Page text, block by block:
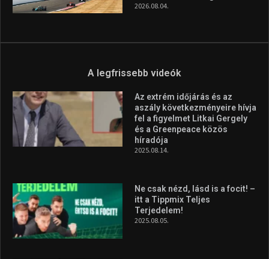
2026.08.04.
A legfrissebb videók
Az extrém időjárás és az
aszály következményeire hívja
fel a figyelmet Litkai Gergely
és a Greenpeace közös
híradója
2025.08.14.
Ne csak nézd, lásd is a focit! –
itt a Tippmix Teljes
Terjedelem!
2025.08.05.